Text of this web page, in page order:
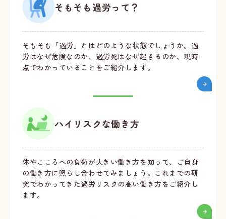
そもそも過労って？
そもそも「過労」とはどのような状態でしょうか。過
労はなぜ危険なのか、過労死はなぜ起きるのか、現時
点でわかっていることをご紹介します。
ハイリスクな働き方
体やこころへの負荷が大きい働き方を知って、ご自身
の働き方に照らし合わせてみましょう。これまでの研
究でわかってきた過労リスクの高い働き方をご紹介し
ます。